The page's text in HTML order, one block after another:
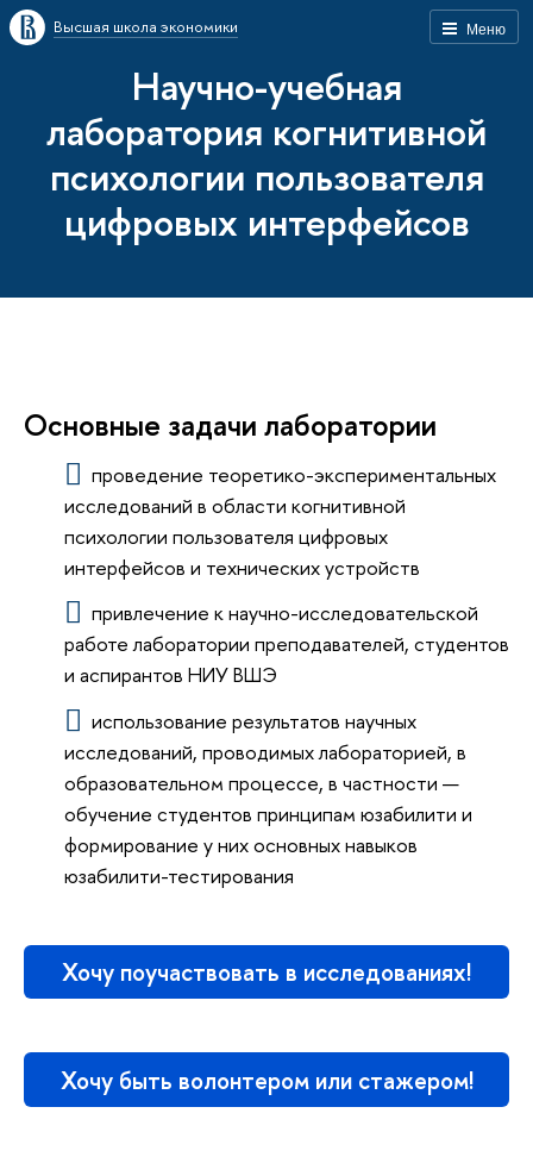
Меню
Высшая школа экономики
Научно-учебная
лаборатория когнитивной
психологии пользователя
цифровых интерфейсов
Основные задачи лаборатории
проведение теоретико-экспериментальных
исследований в области когнитивной
психологии пользователя цифровых
интерфейсов и технических устройств
привлечение к научно-исследовательской
работе лаборатории преподавателей, студентов
и аспирантов НИУ ВШЭ
использование результатов научных
исследований, проводимых лабораторией, в
образовательном процессе, в частности —
обучение студентов принципам юзабилити и
формирование у них основных навыков
юзабилити-тестирования
Хочу поучаствовать в исследованиях!
Хочу быть волонтером или стажером!